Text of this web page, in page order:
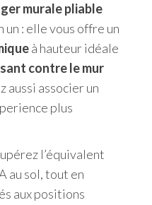
murale pliable
: elle vous offre un
à hauteur idéale
contre le mur
aussi associer un
plus
l’équivalent
au sol, tout en
aux positions